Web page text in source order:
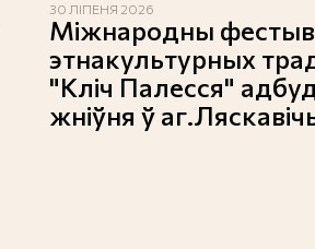
30 ЛІПЕНЯ 2026
Міжнародны
этнакультурных
"Кліч Палесся"
жніўня ў